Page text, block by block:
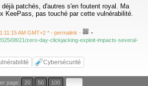
patchés, d'autres s'en foutent royal. Ma
KeePass, pas touché par cette vulnérabilité.
AM GMT+2 * - permalink - -
08/21/zero-day-clickjacking-exploit-impacts-several-
Cybersécurité
page: 20 50 100